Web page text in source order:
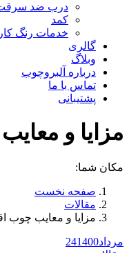
درب ضد
کمد
خدمات رنگ
گالری
وبلاگ
درباره آلبروچوب
تماس با ما
پشتیبانی
مزایا و
مکان شما:
صفحه نخست
مقالات
مزایا و معایب چوب
مرداد 241400